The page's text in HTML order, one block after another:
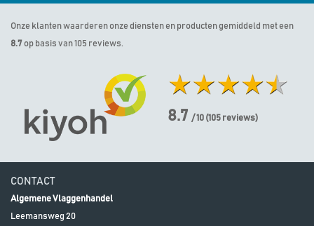
Onze klanten waarderen onze diensten en producten gemiddeld met een
8.7 op basis van 105 reviews.
8.7 / 10 (105 reviews)
CONTACT
Algemene Vlaggenhandel
Leemansweg 20